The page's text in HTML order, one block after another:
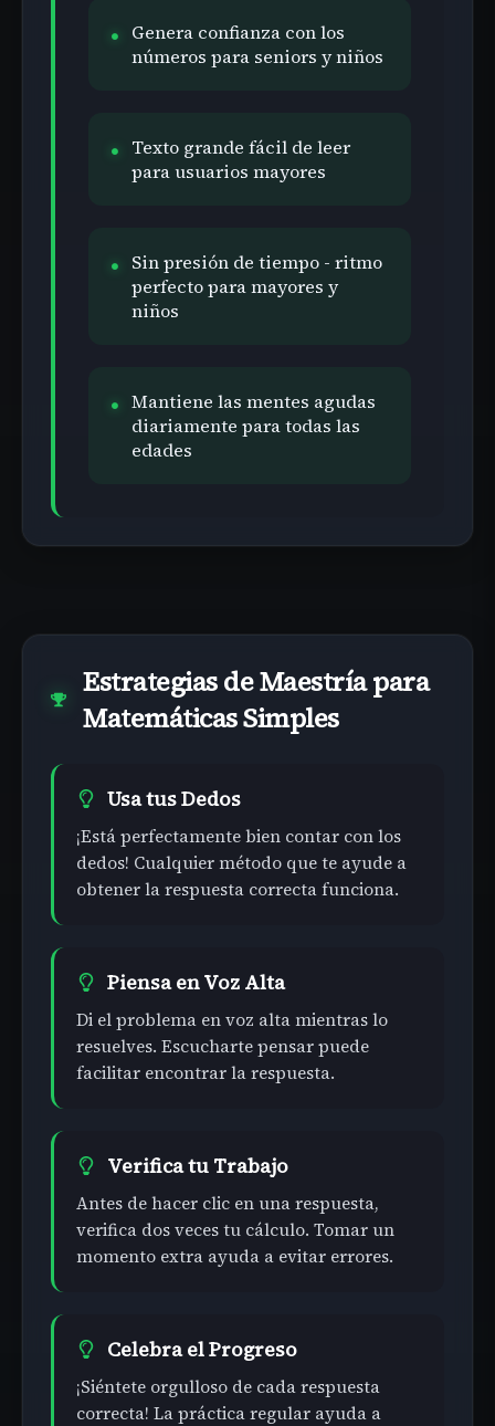
Genera confianza con los
números para seniors y niños
Texto grande fácil de leer
para usuarios mayores
Sin presión de tiempo - ritmo
perfecto para mayores y
niños
Mantiene las mentes agudas
diariamente para todas las
edades
Estrategias de Maestría para
Matemáticas Simples
Usa tus Dedos
¡Está perfectamente bien contar con los
dedos! Cualquier método que te ayude a
obtener la respuesta correcta funciona.
Piensa en Voz Alta
Di el problema en voz alta mientras lo
resuelves. Escucharte pensar puede
facilitar encontrar la respuesta.
Verifica tu Trabajo
Antes de hacer clic en una respuesta,
verifica dos veces tu cálculo. Tomar un
momento extra ayuda a evitar errores.
Celebra el Progreso
¡Siéntete orgulloso de cada respuesta
correcta! La práctica regular ayuda a